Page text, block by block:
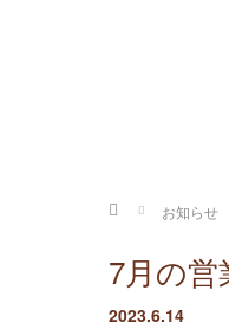
ホーム お知らせ
7月の営
2023.6.14